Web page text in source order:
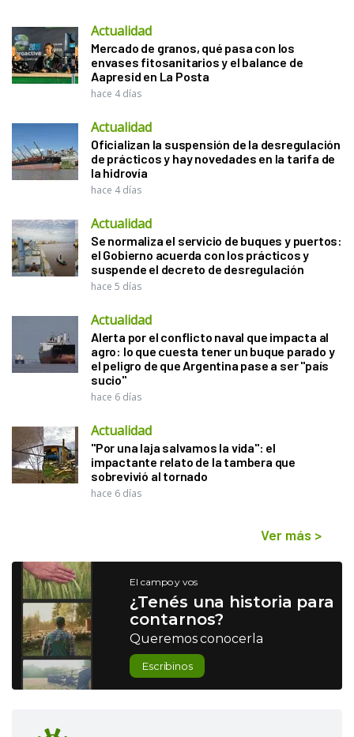
Actualidad
Mercado de granos, qué pasa con los
envases fitosanitarios y el balance de
Aapresid en La Posta
hace 4 días
Actualidad
Oficializan la suspensión de la desregulación
de prácticos y hay novedades en la tarifa de
la hidrovía
hace 4 días
Actualidad
Se normaliza el servicio de buques y puertos:
el Gobierno acuerda con los prácticos y
suspende el decreto de desregulación
hace 5 días
Actualidad
Alerta por el conflicto naval que impacta al
agro: lo que cuesta tener un buque parado y
el peligro de que Argentina pase a ser "país
sucio"
hace 6 días
Actualidad
"Por una laja salvamos la vida": el
impactante relato de la tambera que
sobrevivió al tornado
hace 6 días
Ver más >
El campo y vos
¿Tenés una historia para
contarnos?
Queremos conocerla
Escribinos